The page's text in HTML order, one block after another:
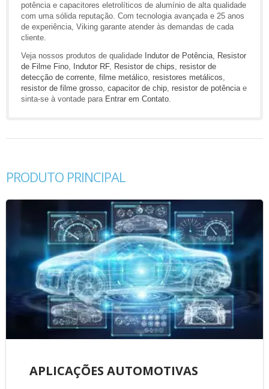
potência e capacitores eletrolíticos de alumínio de alta qualidade
com uma sólida reputação. Com tecnologia avançada e 25 anos
de experiência, Viking garante atender às demandas de cada
cliente.
Veja nossos produtos de qualidade Indutor de Potência, Resistor
de Filme Fino, Indutor RF, Resistor de chips, resistor de
detecção de corrente, filme metálico, resistores metálicos,
resistor de filme grosso, capacitor de chip, resistor de potênciae
sinta-se à vontade para Entrar em Contato.
PRODUTO PRINCIPAL
APLICAÇÕES AUTOMOTIVAS